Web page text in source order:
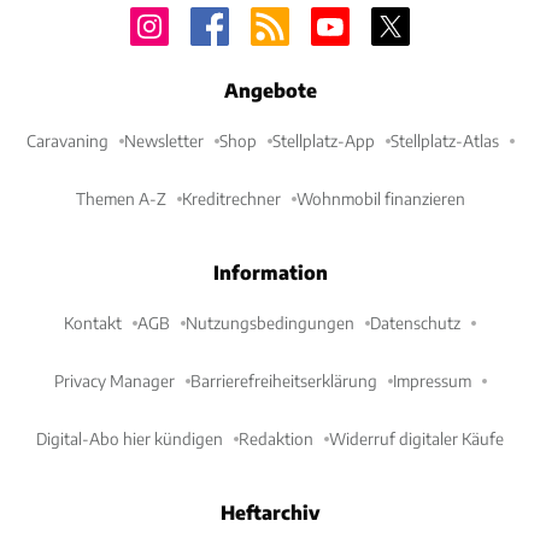
Angebote
Caravaning Newsletter Shop Stellplatz-App Stellplatz-Atlas
Themen A-Z Kreditrechner Wohnmobil finanzieren
Information
Kontakt AGB Nutzungsbedingungen Datenschutz
Privacy Manager Barrierefreiheitserklärung Impressum
Digital-Abo hier kündigen Redaktion Widerruf digitaler Käufe
Heftarchiv